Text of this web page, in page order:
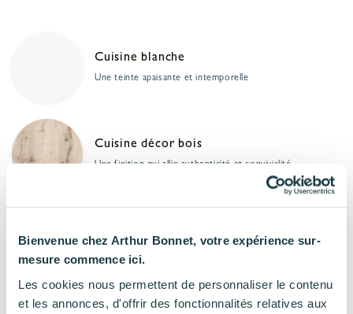
Bienvenue chez Arthur Bonnet, votre expérience sur-
mesure commence ici.
Les cookies nous permettent de personnaliser le contenu
et les annonces, d'offrir des fonctionnalités relatives aux
Cuisine blanche
Une teinte apaisante et intemporelle
Cuisine décor bois
Une finition qui allie authenticité et convivialité